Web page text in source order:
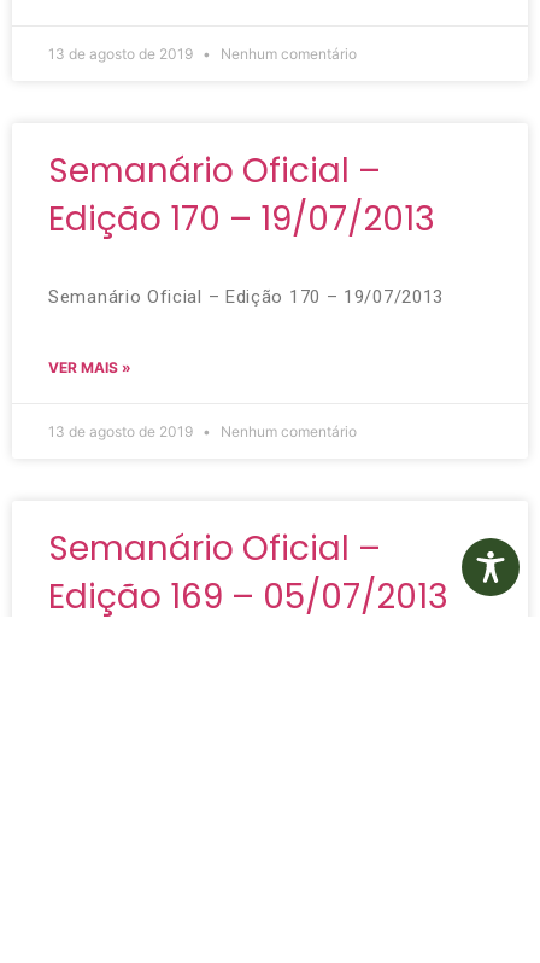
13 de agosto de 2019 Nenhum comentário
Semanário Oficial –
Edição 170 – 19/07/2013
Semanário Oficial – Edição 170 – 19/07/2013
VER MAIS »
13 de agosto de 2019 Nenhum comentário
Semanário Oficial –
Edição 169 – 05/07/2013